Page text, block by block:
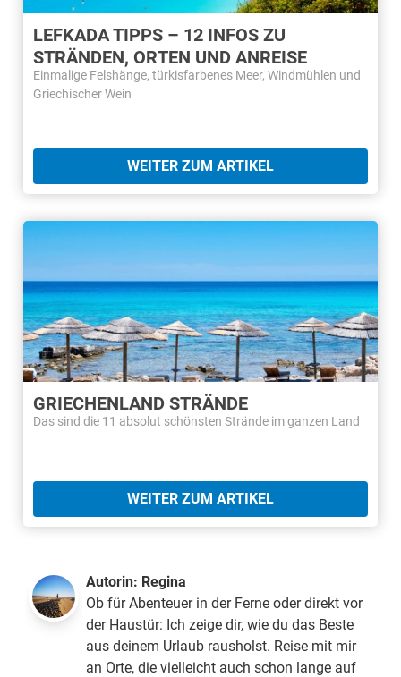
LEFKADA TIPPS – 12 INFOS ZU
STRÄNDEN, ORTEN UND ANREISE
Einmalige Felshänge, türkisfarbenes Meer, Windmühlen und
Griechischer Wein
WEITER ZUM ARTIKEL
GRIECHENLAND STRÄNDE
Das sind die 11 absolut schönsten Strände im ganzen Land
WEITER ZUM ARTIKEL
Autorin: Regina
Ob für Abenteuer in der Ferne oder direkt vor
der Haustür: Ich zeige dir, wie du das Beste
aus deinem Urlaub rausholst. Reise mit mir
an Orte, die vielleicht auch schon lange auf